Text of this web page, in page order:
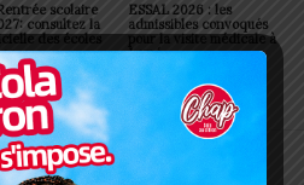
scolaire
consultez la
des écoles
ESSAL 2026 : les
admissibles convoqués
pour la visite médicale à
Lomé